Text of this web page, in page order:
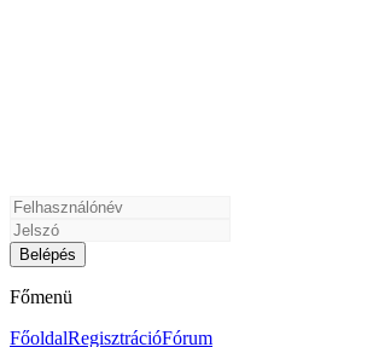
Főmenü
FőoldalRegisztrációFórum